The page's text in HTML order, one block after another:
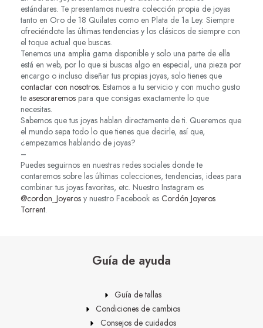
estándares. Te presentamos nuestra colección propia de joyas
tanto en Oro de 18 Quilates como en Plata de 1a Ley. Siempre
ofreciéndote las últimas tendencias y los clásicos de siempre con
el toque actual que buscas.
Tenemos una amplia gama disponible y solo una parte de ella
está en web, por lo que si buscas algo en especial, una pieza por
encargo o incluso diseñar tus propias joyas, solo tienes que
contactar con nosotros. Estamos a tu servicio y con mucho gusto
te asesoraremos para que consigas exactamente lo que
necesitas.
Sabemos que tus joyas hablan directamente de ti. Queremos que
el mundo sepa todo lo que tienes que decirle, así que,
¿empezamos hablando de joyas?
–
Puedes seguirnos en nuestras redes sociales donde te
contaremos sobre las últimas colecciones, tendencias, ideas para
combinar tus joyas favoritas, etc. Nuestro Instagram es
@cordon_Joyeros y nuestro Facebook es Cordón Joyeros
Torrent.
Guía de ayuda
Guía de tallas
Condiciones de cambios
Consejos de cuidados